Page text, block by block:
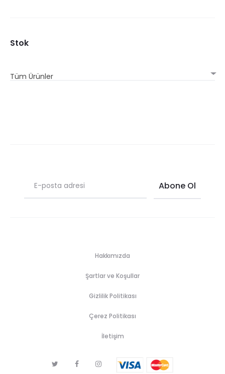
Stok
Tüm Ürünler
Hakkımızda
Şartlar ve Koşullar
Gizlilik Politikası
Çerez Politikası
İletişim
F
I